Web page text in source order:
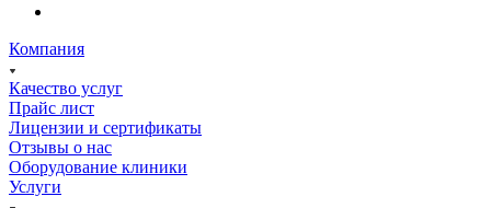
Компания
Качество услуг
Прайс лист
Лицензии и сертификаты
Отзывы о нас
Оборудование клиники
Услуги